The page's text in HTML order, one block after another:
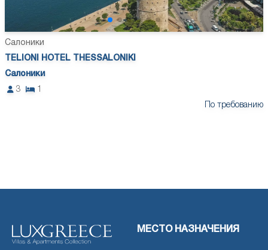
Салоники
TELIONI HOTEL THESSALONIKI
Салоники
3
1
По требованию
МЕСТО НАЗНАЧЕНИЯ